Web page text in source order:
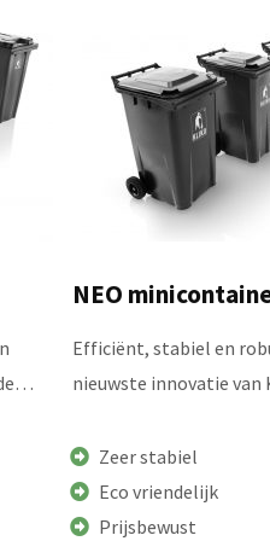
NEO
Efficiënt, stabiel en
nieuwste innovatie
Zeer stabiel
Eco vriendelijk
Prijsbewust